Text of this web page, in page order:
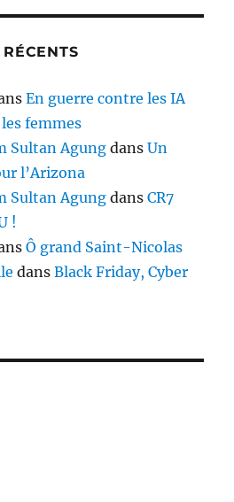
En guerre contre les IA
femmes
Sultan Agung dansUn
l’Arizona
Sultan Agung dansCR7
!
Ô grand Saint-Nicolas
dansBlack Friday, Cyber